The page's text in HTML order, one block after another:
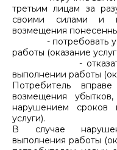
третьим лицам за
своими силами и
возмещения
- потребовать
работы (оказание
-
выполнении работы
Потребитель
возмещения
нарушением сроков
услуги).
В случае
выполнения работы